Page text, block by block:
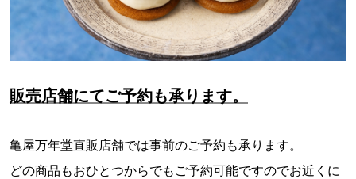
販売店舗にてご予約も承ります。
亀屋万年堂直販店舗では事前のご予約も承ります。
どの商品もおひとつからでもご予約可能ですのでお近くに